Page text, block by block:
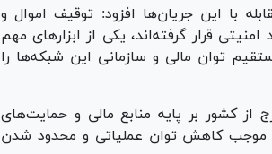
با این جریان‌ها افزود: توقیف اموال و
قرار گرفته‌اند، یکی از ابزار‌های مهم
توان مالی و سازمانی این شبکه‌ها را
از کشور بر پایه منابع مالی و حمایت‌های
موجب کاهش توان عملیاتی و محدود شدن